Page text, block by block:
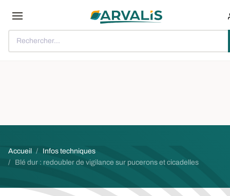
Rechercher...
Fil d'Ariane
Accueil
Infos techniques
Blé dur : redoubler de vigilance sur pucerons et cicadelles